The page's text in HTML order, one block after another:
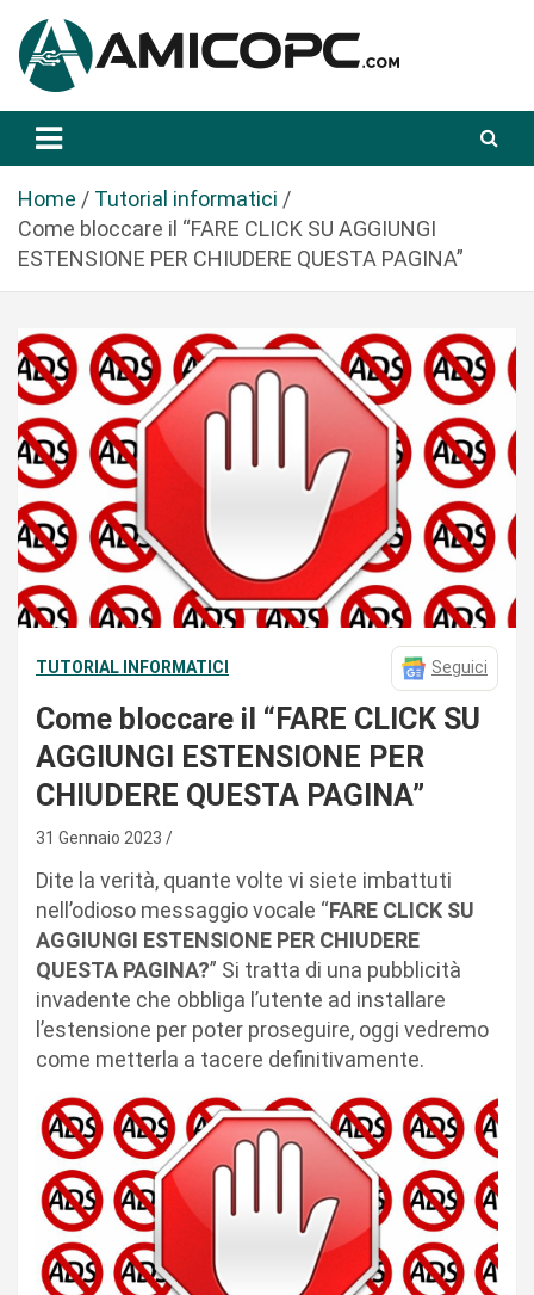
a
Amicopc.com
Home
Tutorial informatici
Come bloccare il “FARE CLICK SU AGGIUNGI
ESTENSIONE PER CHIUDERE QUESTA PAGINA”
TUTORIAL INFORMATICI Seguici
Come bloccare il “FARE CLICK SU
AGGIUNGI ESTENSIONE PER
CHIUDERE QUESTA PAGINA”
31 Gennaio 2023
Dite la verità, quante volte vi siete imbattuti
nell’odioso messaggio vocale “FARE CLICK SU
AGGIUNGI ESTENSIONE PER CHIUDERE
QUESTA PAGINA?” Si tratta di una pubblicità
invadente che obbliga l’utente ad installare
l’estensione per poter proseguire, oggi vedremo
come metterla a tacere definitivamente.